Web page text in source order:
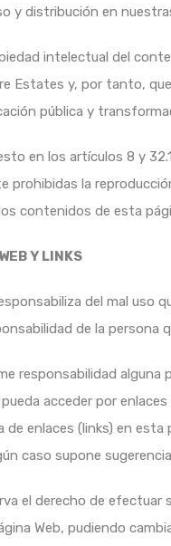
y distribución en
intelectual del
Estates y, por tanto,
pública y
en los artículos 8 y
prohibidas la
contenidos de esta
Y LINKS
del mal uso
de la persona
responsabilidad alguna
acceder por
de enlaces (links) en
caso supone
el derecho de efectuar
Web, pudiendo